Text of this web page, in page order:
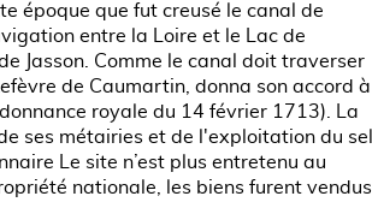
époque que fut creusé le canal de
entre la Loire et le Lac de
Jasson. Comme le canal doit traverser
de Caumartin, donna son accord à
royale du 14 février 1713). La
ses métairies et de l'exploitation du sel
Le site n’est plus entretenu au
nationale, les biens furent vendus